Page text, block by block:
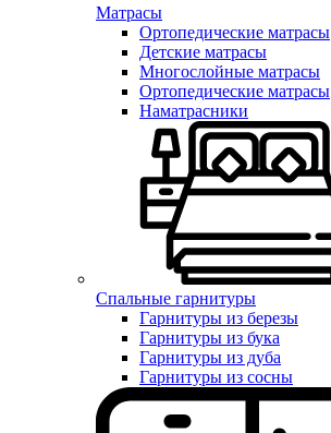
Матрасы
Ортопедические матрасы
Детские матрасы
Многослойные матрасы
Ортопедические матрасы
Наматрасники
Спальные гарнитуры
Гарнитуры из березы
Гарнитуры из бука
Гарнитуры из дуба
Гарнитуры из сосны